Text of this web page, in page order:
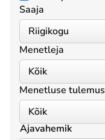
Saaja
Menetleja
Menetluse tulemus
Ajavahemik